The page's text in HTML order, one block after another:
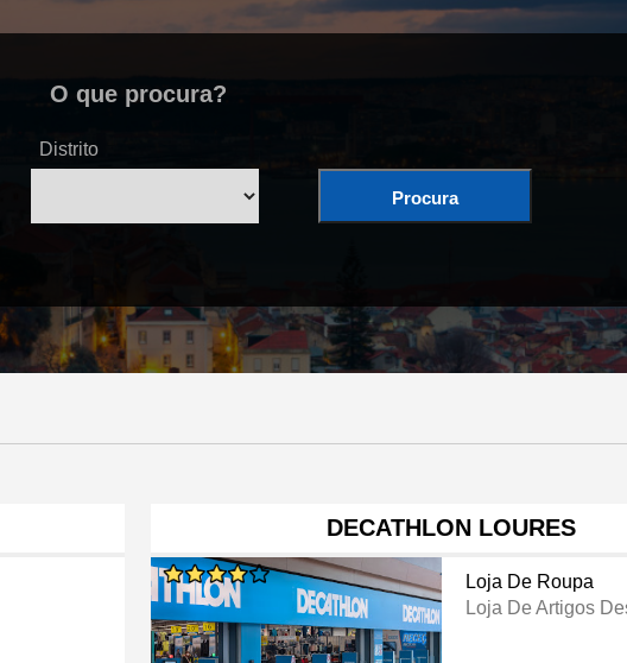
O que procura?
Distrito
Procura
DECATHLON LOURES
Loja De Roupa
Loja De Artigos